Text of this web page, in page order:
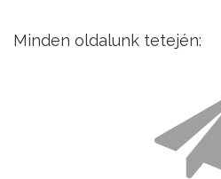
Minden oldalunk tetején: